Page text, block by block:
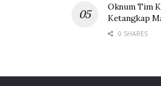
Oknum Tim
Ketangkap
0 SHARES